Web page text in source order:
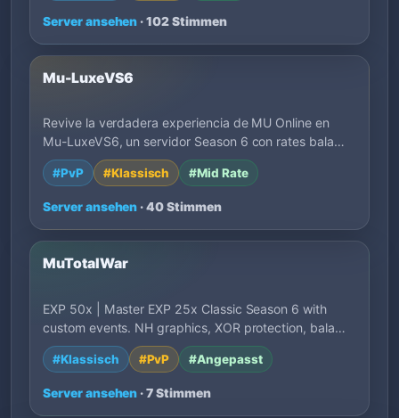
Server ansehen · 102 Stimmen
Mu-LuxeVS6
Revive la verdadera experiencia de MU Online en
Mu-LuxeVS6, un servidor Season 6 con rates bala…
#PvP #Klassisch #Mid Rate
Server ansehen · 40 Stimmen
MuTotalWar
EXP 50x | Master EXP 25x Classic Season 6 with
custom events. NH graphics, XOR protection, bala…
#Klassisch #PvP #Angepasst
Server ansehen · 7 Stimmen